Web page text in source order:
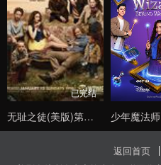
已完结
无耻之徒(美版)第三季 少年魔法
返回首页